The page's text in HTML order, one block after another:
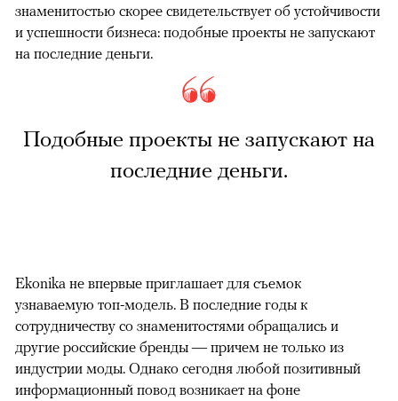
знаменитостью скорее свидетельствует об устойчивости
и успешности бизнеса: подобные проекты не запускают
на последние деньги.
Подобные проекты не запускают на
последние деньги.
Ekonika не впервые приглашает для съемок
узнаваемую топ-модель. В последние годы к
сотрудничеству со знаменитостями обращались и
другие российские бренды — причем не только из
индустрии моды. Однако сегодня любой позитивный
информационный повод возникает на фоне